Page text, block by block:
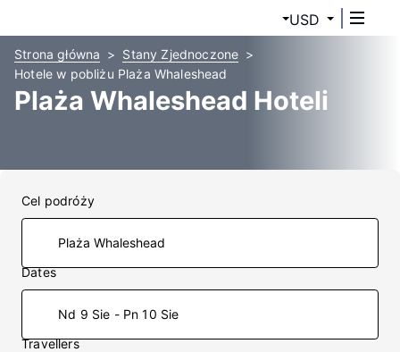
USD
Strona główna
Stany Zjednoczone
Hotele w pobliżu Plaża Whaleshead
Plaża Whaleshead Hoteli
Cel podróży
Dates
Nd 9 Sie - Pn 10 Sie
Travellers